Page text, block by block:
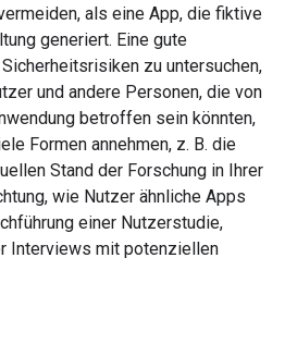
als eine App, die fiktive
generiert. Eine gute
zu untersuchen,
und andere Personen, die von
betroffen sein könnten,
Formen annehmen, z. B. die
Stand der Forschung in Ihrer
wie Nutzer ähnliche Apps
einer Nutzerstudie,
Interviews mit potenziellen